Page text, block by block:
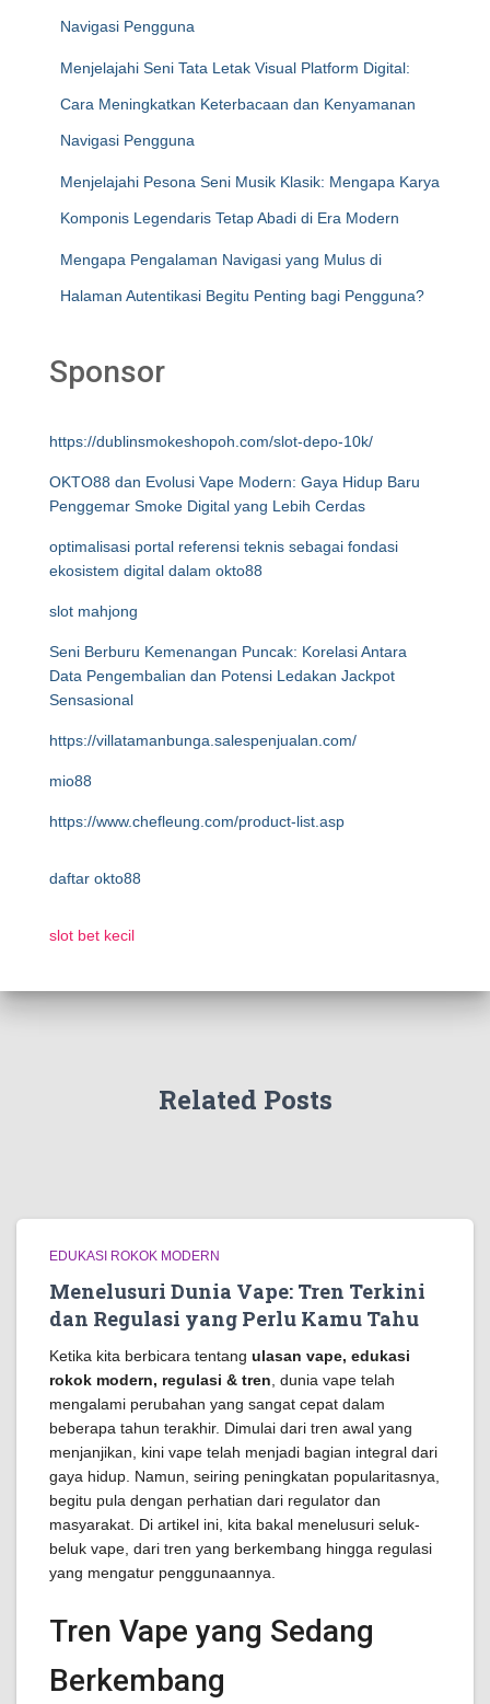
Navigasi Pengguna
Menjelajahi Seni Tata Letak Visual Platform Digital:
Cara Meningkatkan Keterbacaan dan Kenyamanan
Navigasi Pengguna
Menjelajahi Pesona Seni Musik Klasik: Mengapa Karya
Komponis Legendaris Tetap Abadi di Era Modern
Mengapa Pengalaman Navigasi yang Mulus di
Halaman Autentikasi Begitu Penting bagi Pengguna?
Sponsor
https://dublinsmokeshopoh.com/slot-depo-10k/
OKTO88 dan Evolusi Vape Modern: Gaya Hidup Baru
Penggemar Smoke Digital yang Lebih Cerdas
optimalisasi portal referensi teknis sebagai fondasi
ekosistem digital dalam okto88
slot mahjong
Seni Berburu Kemenangan Puncak: Korelasi Antara
Data Pengembalian dan Potensi Ledakan Jackpot
Sensasional
https://villatamanbunga.salespenjualan.com/
mio88
https://www.chefleung.com/product-list.asp
daftar okto88
slot bet kecil
Related Posts
EDUKASI ROKOK MODERN
Menelusuri Dunia Vape: Tren Terkini
dan Regulasi yang Perlu Kamu Tahu
Ketika kita berbicara tentang ulasan vape, edukasi
rokok modern, regulasi & tren , dunia vape telah
mengalami perubahan yang sangat cepat dalam
beberapa tahun terakhir. Dimulai dari tren awal yang
menjanjikan, kini vape telah menjadi bagian integral dari
gaya hidup. Namun, seiring peningkatan popularitasnya,
begitu pula dengan perhatian dari regulator dan
masyarakat. Di artikel ini, kita bakal menelusuri seluk-
beluk vape, dari tren yang berkembang hingga regulasi
yang mengatur penggunaannya.
Tren Vape yang Sedang
Berkembang